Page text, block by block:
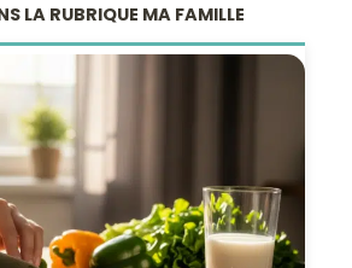
LA RUBRIQUE MA FAMILLE